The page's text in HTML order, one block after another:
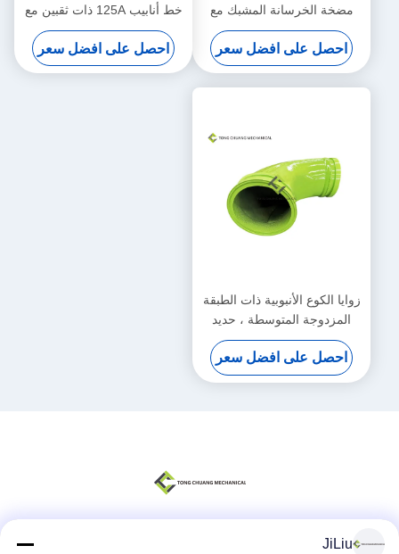
مضخة الخرسانة المشبك مع
مقعد 001693301A00041
احصل على افضل سعر
خط أنابيب 125A ذات ثقبين مع
مقعد 001693301A00041
احصل على افضل سعر
زوايا الكوع الأنبوبية ذات الطبقة
المزدوجة المتوسطة ، حديد
الكروم العالي 125 * R190.5-
90 °
احصل على افضل سعر
JiLiu